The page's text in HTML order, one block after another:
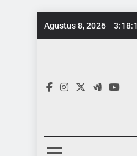
Agustus 8, 2026